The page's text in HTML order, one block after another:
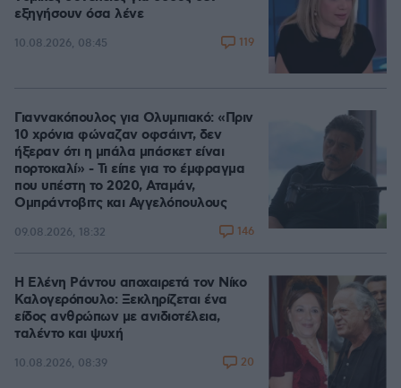
εξηγήσουν όσα λένε
10.08.2026, 08:45 119
Γιαννακόπουλος για Ολυμπιακό: «Πριν
10 χρόνια φώναζαν οφσάιντ, δεν
ήξεραν ότι η μπάλα μπάσκετ είναι
πορτοκαλί» - Τι είπε για το έμφραγμα
που υπέστη το 2020, Αταμάν,
Ομπράντοβιτς και Αγγελόπουλους
09.08.2026, 18:32 146
Η Ελένη Ράντου αποχαιρετά τον Νίκο
Καλογερόπουλο: Ξεκληρίζεται ένα
είδος ανθρώπων με ανιδιοτέλεια,
ταλέντο και ψυχή
10.08.2026, 08:39 20